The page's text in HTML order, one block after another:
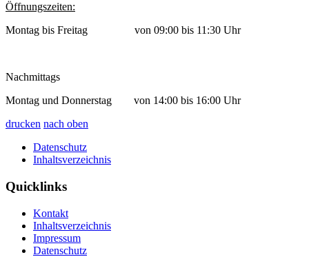
Öffnungszeiten:
Montag bis Freitag von 09:00 bis 11:30 Uhr
Nachmittags
Montag und Donnerstag von 14:00 bis 16:00 Uhr
drucken nach oben
Datenschutz
Inhaltsverzeichnis
Quicklinks
Kontakt
Inhaltsverzeichnis
Impressum
Datenschutz